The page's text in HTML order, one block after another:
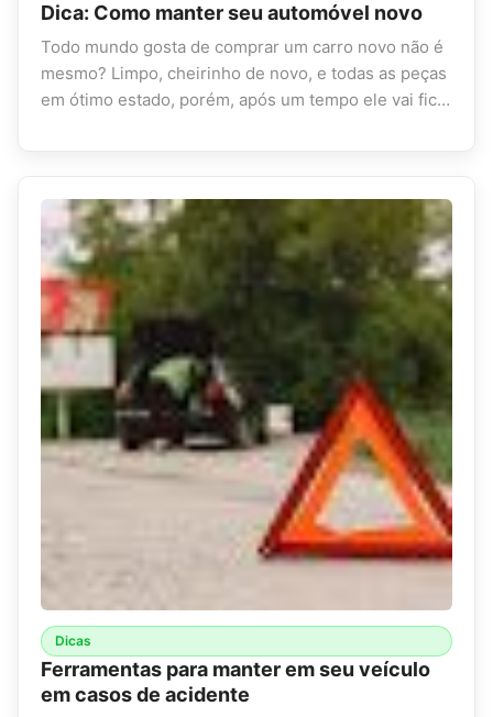
Dica: Como manter seu automóvel novo
Todo mundo gosta de comprar um carro novo não é
mesmo? Limpo, cheirinho de novo, e todas as peças
em ótimo estado, porém, após um tempo ele vai fic…
Dicas
Ferramentas para manter em seu veículo
em casos de acidente